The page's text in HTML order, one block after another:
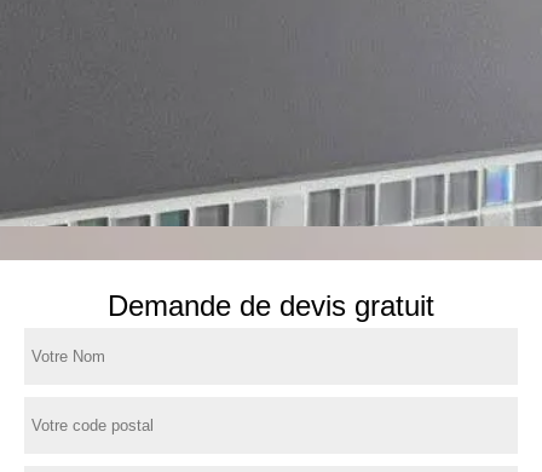
Demande de devis gratuit